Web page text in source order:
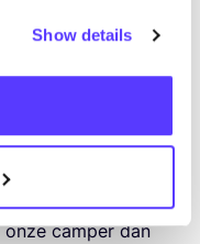
Show details
mees­te draag –
cam­per dan